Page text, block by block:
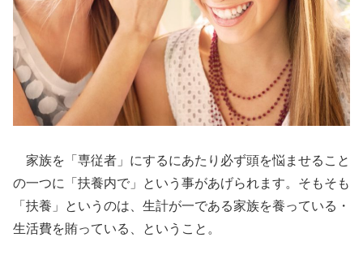
家族を「専従者」にするにあたり必ず頭を悩ませること
の一つに「扶養内で」という事があげられます。そもそも
「扶養」というのは、生計が一である家族を養っている・
生活費を賄っている、ということ。